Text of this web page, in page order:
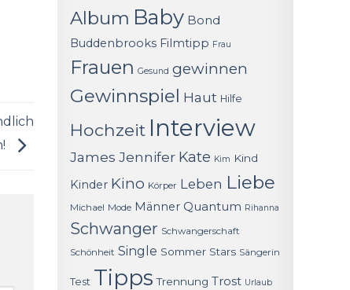
Album Baby Bond
Buddenbrooks Filmtipp Frau
Frauen Gesund gewinnen
Gewinnspiel Haut Hilfe
Hochzeit Interview
James Jennifer Kate Kim Kind
Kinder Kino Körper Leben Liebe
Michael Mode Männer Quantum Rihanna
Schwanger Schwangerschaft
Schönheit Single Sommer Stars Sängerin
Test Tipps Trennung Trost Urlaub